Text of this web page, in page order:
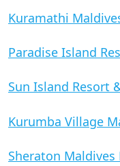
Kuramathi
Paradise Island
Sun Island Resort
Kurumba Village
Sheraton